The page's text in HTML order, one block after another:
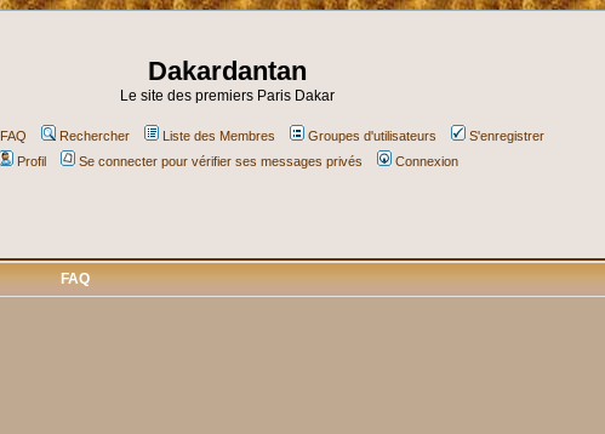
Dakardantan
Le site des premiers Paris Dakar
FAQ Rechercher Liste des Membres Groupes d'utilisateurs
S'enregistrer
Profil
Se connecter pour vérifier ses messages privés Connexion
FAQ